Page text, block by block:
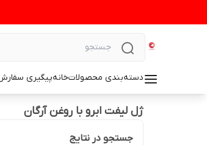
دسته‌بندی محصولاتخانهپیگیری
ژل لیفت ابرو با روغن آرگان
جستجو در نتایج